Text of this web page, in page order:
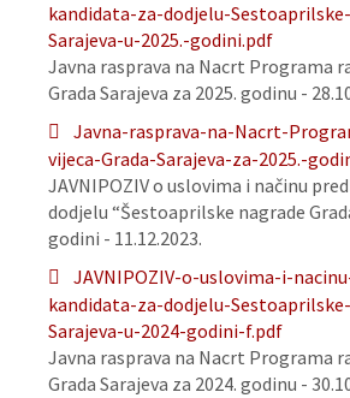
kandidata-za-dodjelu-
Sarajeva-u-2025.-godini.pdf
Javna rasprava na Nacrt Programa
Grada Sarajeva za 2025. godinu -
Javna-rasprava-na-Nacrt-
vijeca-Grada-Sarajeva-za-2025.-
JAVNIPOZIV o uslovima i načinu
dodjelu “Šestoaprilske nagrade
godini - 11.12.2023.
JAVNIPOZIV-o-uslovima-i-
kandidata-za-dodjelu-
Sarajeva-u-2024-godini-f.pdf
Javna rasprava na Nacrt Programa
Grada Sarajeva za 2024. godinu -